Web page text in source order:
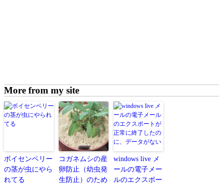
More from my site
ボイセンベリー
の茎が虫にやら
れてる
コガネムシの産
卵防止（幼虫発
生防止）のため
windows live メ
ールの電子メー
ルのエクスポー